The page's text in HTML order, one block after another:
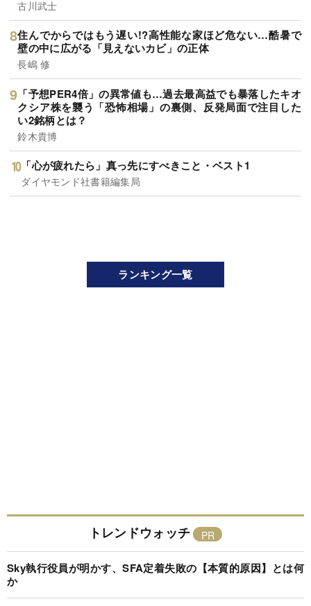
古川武士
住んでからではもう遅い!?高性能な家ほど危ない…酷暑で
壁の中に広がる「見えないカビ」の正体
長嶋 修
「予想PER4倍」の異常値も…過去最高益でも暴落したキオ
クシア株を襲う「恐怖相場」の裏側、反発局面で注目した
い2銘柄とは？
鈴木貴博
「心が疲れたら」真っ先にすべきこと・ベスト1
ダイヤモンド社書籍編集局
ランキング一覧
トレンドウォッチ
Sky執行役員が明かす、SFA定着失敗の【本質的原因】とは何
か